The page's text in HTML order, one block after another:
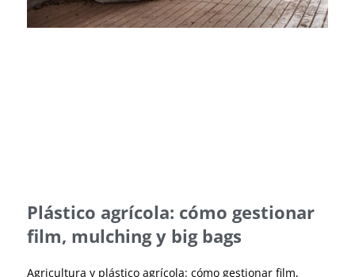
Plástico agrícola: cómo gestionar
film, mulching y big bags
Agricultura y plástico agrícola: cómo gestionar film,